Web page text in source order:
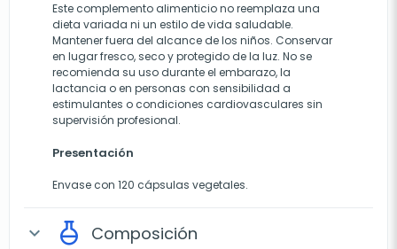
Este complemento alimenticio no reemplaza una
dieta variada ni un estilo de vida saludable.
Mantener fuera del alcance de los niños. Conservar
en lugar fresco, seco y protegido de la luz. No se
recomienda su uso durante el embarazo, la
lactancia o en personas con sensibilidad a
estimulantes o condiciones cardiovasculares sin
supervisión profesional.
Presentación
Envase con 120 cápsulas vegetales.
expand_more Composición